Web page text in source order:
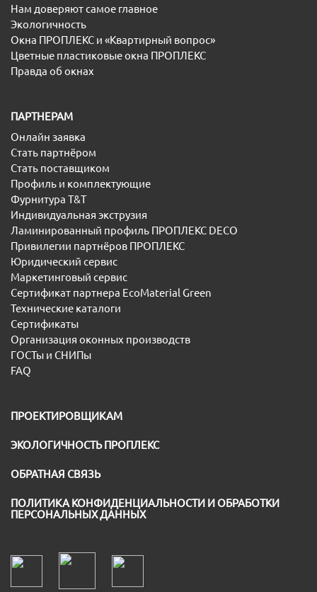
Нам доверяют самое главное
Экологичность
Окна ПРОПЛЕКС и «Квартирный вопрос»
Цветные пластиковые окна ПРОПЛЕКС
Правда об окнах
ПАРТНЕРАМ
Онлайн заявка
Стать партнёром
Стать поставщиком
Профиль и комплектующие
Фурнитура T&T
Индивидуальная экструзия
Ламинированный профиль ПРОПЛЕКС DECO
Привилегии партнёров ПРОПЛЕКС
Юридический сервис
Маркетинговый сервис
Сертификат партнера EcoMaterial Green
Технические каталоги
Сертификаты
Организация оконных производств
ГОСТы и СНИПы
FAQ
ПРОЕКТИРОВЩИКАМ
ЭКОЛОГИЧНОСТЬ ПРОПЛЕКС
ОБРАТНАЯ СВЯЗЬ
ПОЛИТИКА КОНФИДЕНЦИАЛЬНОСТИ И ОБРАБОТКИ
ПЕРСОНАЛЬНЫХ ДАННЫХ